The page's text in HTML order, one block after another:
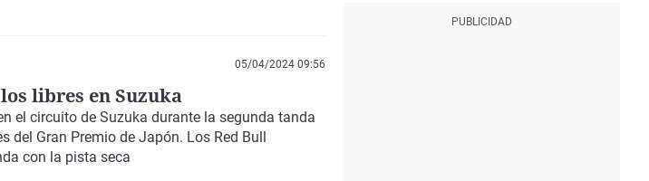
05/04/2024 09:56
libres en Suzuka
el circuito de Suzuka durante la segunda tanda
del Gran Premio de Japón. Los Red Bull
con la pista seca